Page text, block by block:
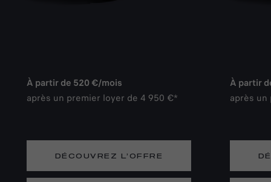
À partir de 520 €/mois
après un premier loyer de 4 950 €*
DÉCOUVREZ L’OFFRE
À partir
après